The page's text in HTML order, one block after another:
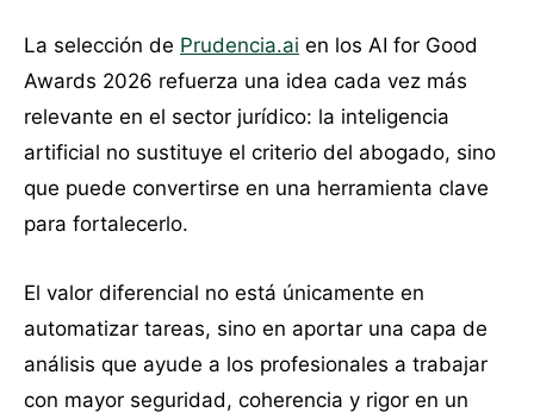
La selección de Prudencia.ai en los AI for Good
Awards 2026 refuerza una idea cada vez más
relevante en el sector jurídico: la inteligencia
artificial no sustituye el criterio del abogado, sino
que puede convertirse en una herramienta clave
para fortalecerlo.
El valor diferencial no está únicamente en
automatizar tareas, sino en aportar una capa de
análisis que ayude a los profesionales a trabajar
con mayor seguridad, coherencia y rigor en un